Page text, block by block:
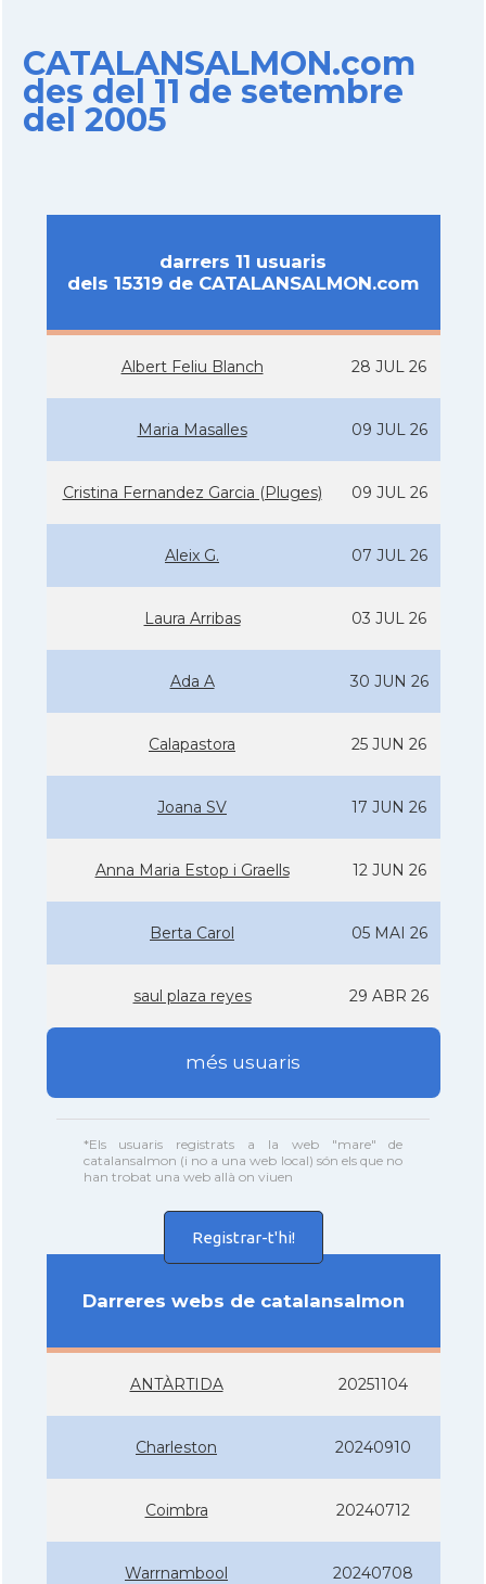
CATALANSALMON.com
des del 11 de setembre
del 2005
darrers 11 usuaris
dels 15319 de CATALANSALMON.com
Albert Feliu Blanch 28 JUL 26
Maria Masalles 09 JUL 26
Cristina Fernandez Garcia (Pluges) 09 JUL 26
Aleix G. 07 JUL 26
Laura Arribas 03 JUL 26
Ada A 30 JUN 26
Calapastora 25 JUN 26
Joana SV 17 JUN 26
Anna Maria Estop i Graells 12 JUN 26
Berta Carol 05 MAI 26
saul plaza reyes 29 ABR 26
més usuaris
*Els usuaris registrats a la web "mare" de
catalansalmon (i no a una web local) són els que no
han trobat una web allà on viuen
Registrar-t'hi!
Darreres webs de catalansalmon
ANTÀRTIDA 20251104
Charleston 20240910
Coimbra 20240712
Warrnambool 20240708